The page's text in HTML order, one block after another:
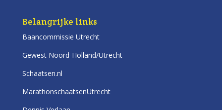
Belangrijke links
Baancommissie Utrecht
Gewest Noord-Holland/Utrecht
Schaatsen.nl
MarathonschaatsenUtrecht